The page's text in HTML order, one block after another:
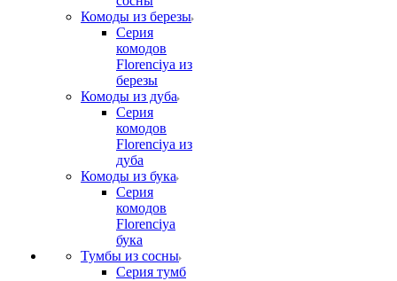
Комоды из березы
Серия
комодов
Florenciya из
березы
Комоды из дуба
Серия
комодов
Florenciya из
дуба
Комоды из бука
Серия
комодов
Florenciya
бука
Тумбы из сосны
Серия тумб